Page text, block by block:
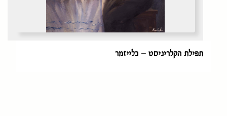
תפילת הקלריניסט – כלייזמר